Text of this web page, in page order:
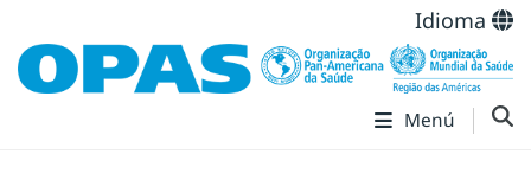
Idioma
Menú